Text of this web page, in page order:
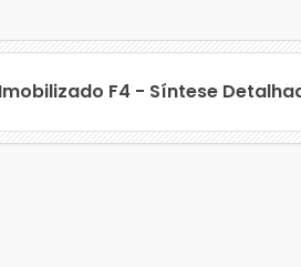
Imobilizado F4 - Síntese